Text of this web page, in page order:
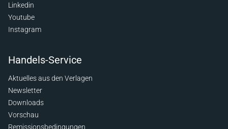
Linkedin
Youtube
Instagram
Handels-Service
Aktuelles aus den Verlagen
Newsletter
Downloads
Vorschau
Remissionsbedingungen